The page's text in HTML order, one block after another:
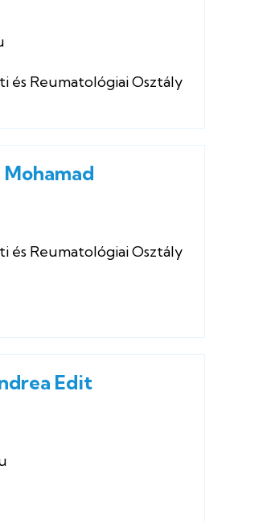
és Reumatológiai Osztály
és Reumatológiai Osztály
Edit